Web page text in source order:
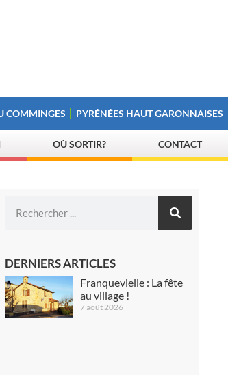
COMMINGES PYRÉNÉES HAUT GARONNAISES
OÙ SORTIR? CONTACT
DERNIERS ARTICLES
Franquevielle : La fête
au village !
7 août 2026